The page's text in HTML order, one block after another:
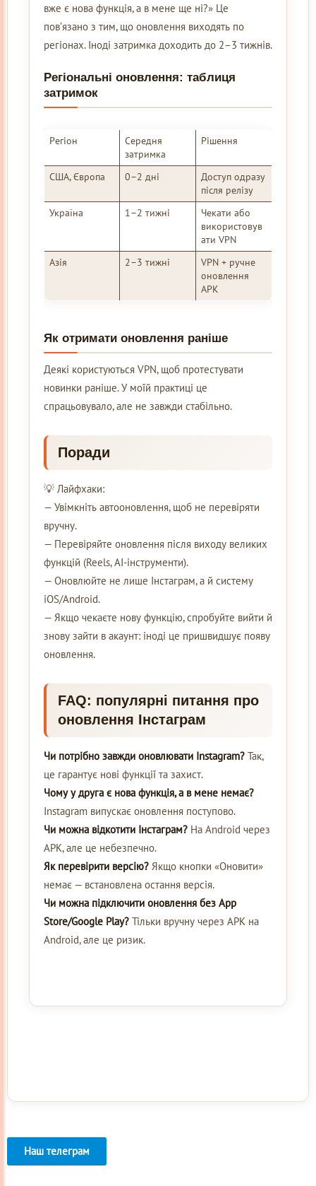
вже є нова функція, а в мене ще ні?» Це
пов’язано з тим, що оновлення виходять по
регіонах. Іноді затримка доходить до 2–3 тижнів.
Регіональні оновлення: таблиця
затримок
Регіон
Середня
затримка
Рішення
США, Європа 0–2 дні
Доступ одразу
після релізу
Україна
1–2 тижні
Чекати або
використовув
ати VPN
Азія
2–3 тижні
VPN + ручне
оновлення
APK
Як отримати оновлення раніше
Деякі користуються VPN, щоб протестувати
новинки раніше. У моїй практиці це
спрацьовувало, але не завжди стабільно.
Поради
💡 Лайфхаки:
— Увімкніть автооновлення, щоб не перевіряти
вручну.
— Перевіряйте оновлення після виходу великих
функцій (Reels, AI-інструменти).
— Оновлюйте не лише Інстаграм, а й систему
iOS/Android.
— Якщо чекаєте нову функцію, спробуйте вийти й
знову зайти в акаунт: іноді це пришвидшує появу
оновлення.
FAQ: популярні питання про
оновлення Інстаграм
Чи потрібно завжди оновлювати Instagram? Так,
це гарантує нові функції та захист.
Чому у друга є нова функція, а в мене немає?
Instagram випускає оновлення поступово.
Чи можна відкотити Інстаграм? На Android через
APK, але це небезпечно.
Як перевірити версію? Якщо кнопки «Оновити»
немає — встановлена остання версія.
Чи можна підключити оновлення без App
Store/Google Play? Тільки вручну через APK на
Android, але це ризик.
Наш телеграм